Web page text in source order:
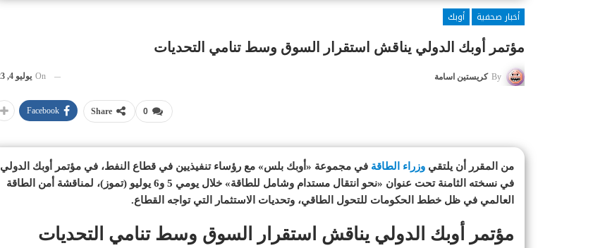
أخبار صحفية
أوبك
مؤتمر أوبك الدولي يناقش استقرار السوق وسط تنامي التحديات
By كريستين اسامة On يوليو 4, 2023
0
Share
Facebook
من المقرر أن يلتقي وزراء الطاقة في مجموعة «أوبك بلس» مع رؤساء تنفيذيين في قطاع النفط، في مؤتمر أوبك الدولي
في نسخته الثامنة تحت عنوان «نحو انتقال مستدام وشامل للطاقة» خلال يومي 5 و6 يوليو (تموز)، لمناقشة أمن الطاقة
العالمي في ظل خطط الحكومات للتحول الطاقي، وتحديات الاستثمار التي تواجه القطاع.
مؤتمر أوبك الدولي يناقش استقرار السوق وسط تنامي التحديات